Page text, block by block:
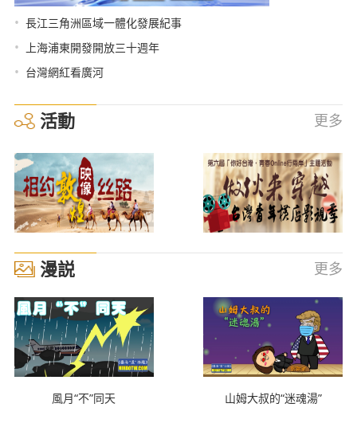
• 長江三角洲區域一體化發展紀事
• 上海浦東開發開放三十週年
• 台灣網紅看廣河
活動 更多
漫説 更多
風月“不”同天 山姆大叔的“迷魂湯”